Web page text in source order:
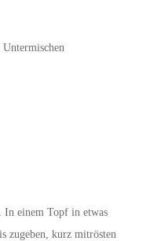
Untermischen
In einem Topf in etwas
zugeben, kurz mitrösten